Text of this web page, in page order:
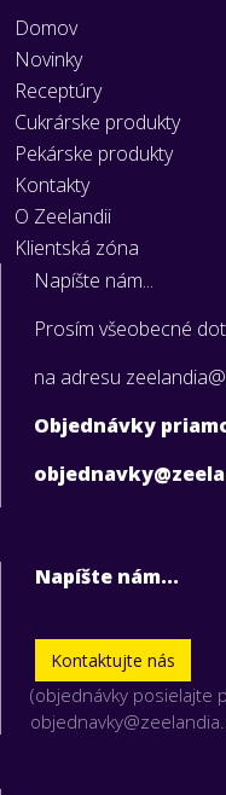
Domov
Novinky
Receptúry
Cukrárske produkty
Pekárske produkty
Kontakty
O Zeelandii
Klientská zóna
Napíšte nám...
Prosím všeobecné
na adresu
Objednávky
Napíšte nám...
Kontaktujte nás
(objednávky posielajte